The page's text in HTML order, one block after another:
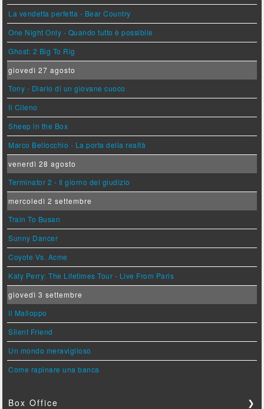
La vendetta perfetta - Bear Country
One Night Only - Quando tutto è possibile
Ghost: 2 Big To Rig
giovedì 27 agosto
Tony - Diario di un giovane cuoco
Il Cileno
Sheep in the Box
Marco Bellocchio - La porta della realtà
venerdì 28 agosto
Terminator 2 - Il giorno del giudizio
mercoledì 2 settembre
Train To Busan
Sunny Dancer
Coyote Vs. Acme
Katy Perry: The Lifetimes Tour - Live From Paris
giovedì 3 settembre
Il Malloppo
Silent Friend
Un mondo meraviglioso
Come rapinare una banca
Box Office ❯